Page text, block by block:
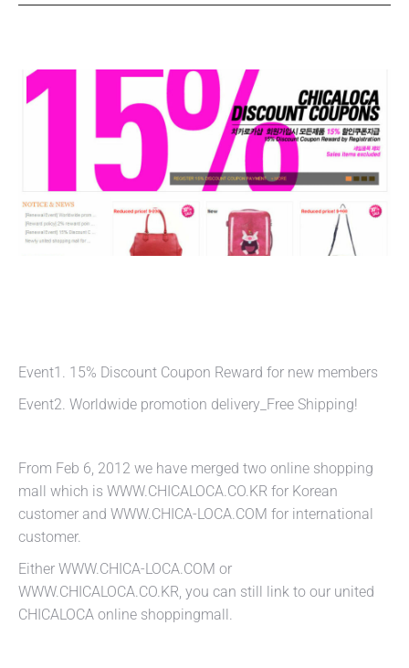
Event1. 15% Discount Coupon Reward for new members
Event2. Worldwide promotion delivery_Free Shipping!
From Feb 6, 2012 we have merged two online shopping
mall which is WWW.CHICALOCA.CO.KR for Korean
customer and WWW.CHICA-LOCA.COM for international
customer.
Either WWW.CHICA-LOCA.COM or
WWW.CHICALOCA.CO.KR, you can still link to our united
CHICALOCA online shoppingmall.